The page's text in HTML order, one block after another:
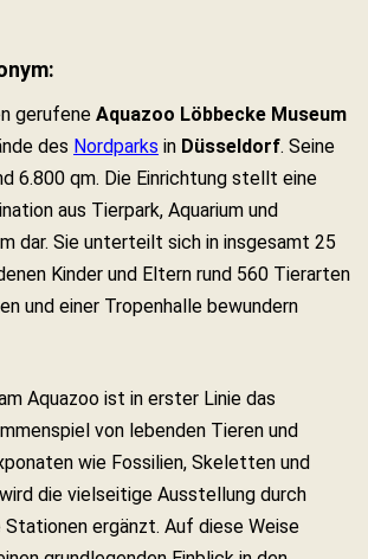
gerufene Aquazoo Löbbecke Museum
des Nordparks in Düsseldorf. Seine
6.800 qm. Die Einrichtung stellt eine
aus Tierpark, Aquarium und
dar. Sie unterteilt sich in insgesamt 25
Kinder und Eltern rund 560 Tierarten
und einer Tropenhalle bewundern
Aquazoo ist in erster Linie das
von lebenden Tieren und
wie Fossilien, Skeletten und
die vielseitige Ausstellung durch
ergänzt. Auf diese Weise